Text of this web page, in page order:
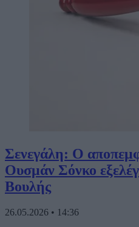
Σενεγάλη: Ο
Ουσμάν Σόνκο
Βουλής
26.05.2026 • 14:36